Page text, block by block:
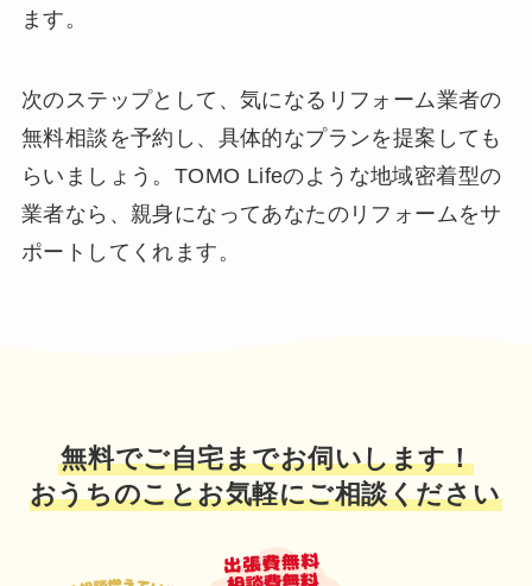
ます。
次のステップとして、気になるリフォーム業者の
無料相談を予約し、具体的なプランを提案しても
らいましょう。TOMO Lifeのような地域密着型の
業者なら、親身になってあなたのリフォームをサ
ポートしてくれます。
無料でご自宅までお伺いします！
おうちのことお気軽にご相談ください